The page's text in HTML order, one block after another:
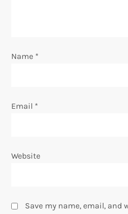
o
Name *
Email *
Website
Save my name, email, and